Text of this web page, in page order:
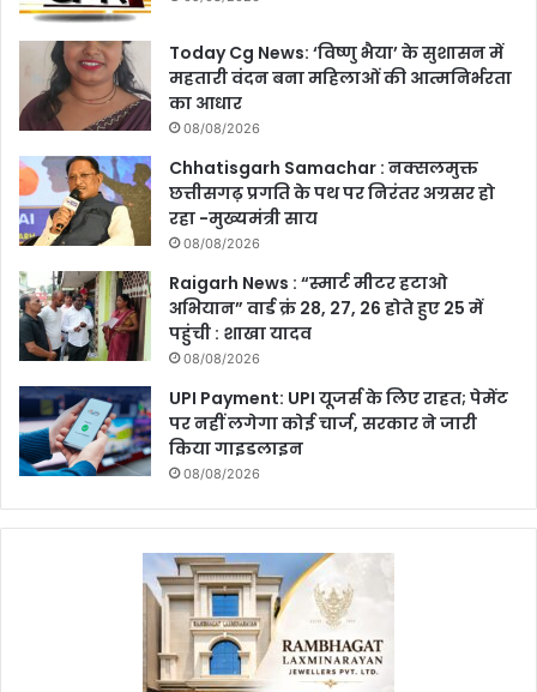
Today Cg News: ‘विष्णु भैया’ के सुशासन में
महतारी वंदन बना महिलाओं की आत्मनिर्भरता
का आधार
08/08/2026
Chhatisgarh Samachar : नक्सलमुक्त
छत्तीसगढ़ प्रगति के पथ पर निरंतर अग्रसर हो
रहा -मुख्यमंत्री साय
08/08/2026
Raigarh News : “स्मार्ट मीटर हटाओ
अभियान” वार्ड क्रं 28, 27, 26 होते हुए 25 में
पहुंची : शाखा यादव
08/08/2026
UPI Payment: UPI यूजर्स के लिए राहत; पेमेंट
पर नहीं लगेगा कोई चार्ज, सरकार ने जारी
किया गाइडलाइन
08/08/2026